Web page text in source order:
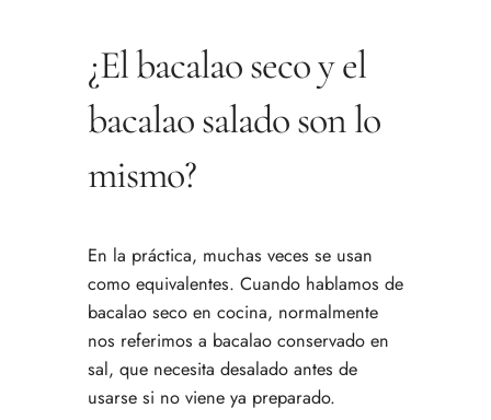
¿El bacalao seco y el
bacalao salado son lo
mismo?
En la práctica, muchas veces se usan
como equivalentes. Cuando hablamos de
bacalao seco en cocina, normalmente
nos referimos a bacalao conservado en
sal, que necesita desalado antes de
usarse si no viene ya preparado.